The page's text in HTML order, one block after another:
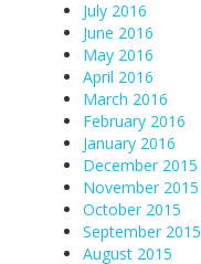
July 2016
June 2016
May 2016
April 2016
March 2016
February 2016
January 2016
December 2015
November 2015
October 2015
September 2015
August 2015